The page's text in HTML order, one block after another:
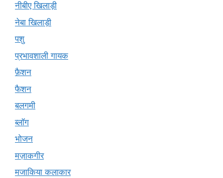
नीबीए खिलाड़ी
नेबा खिलाड़ी
पशु
प्रभावशाली गायक
फ़ैशन
फैशन
बलगमी
ब्लॉग
भोजन
मज़ाकगीर
मजाकिया कलाकार